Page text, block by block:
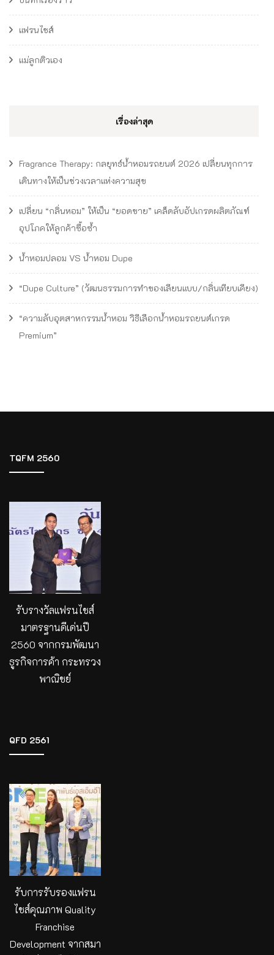
แฟรนไชส์
แม่ลูกติวเอง
เรื่องล่าสุด
Fragrance Therapy: กลยุทธ์น้ำหอมรถยนต์ 2026 เปลี่ยนทุกการ
เดินทางให้เป็นช่วงเวลาแห่งความสุข
เปลี่ยน “กลิ่นหอม” ให้เป็น “ยอดขาย” เคล็ดลับอัปเกรดผลิตภัณฑ์
อุปโภคให้ลูกค้าซื้อซ้ำ
น้ำหอมปลอม VS น้ำหอม Dupe
“Dupe Culture” (วัฒนธรรมการทำของเลียนแบบ/กลิ่นเทียบเคียง)
“ความลับอุตสาหกรรมน้ำหอม วิธีเลือกน้ำหอมรถยนต์เกรด
Premium”
TQFM 2560
รับรางวัลแฟรนไชส์
มาตรฐานดีเด่นปี
2560 จากกรมพัฒนา
ธูรกิจการค้า กระทรวง
พาณิชย์
QFD 2561
รับการรับรองแฟรน
ไชส์คุณภาพ Quality
Franchise
Development จากสมา